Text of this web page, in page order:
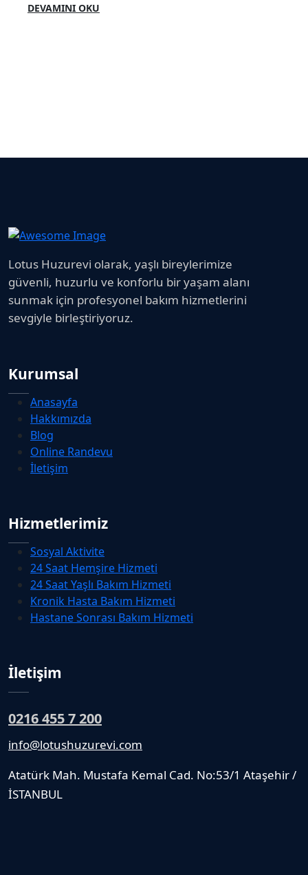
DEVAMINI OKU
Lotus Huzurevi olarak, yaşlı bireylerimize
güvenli, huzurlu ve konforlu bir yaşam alanı
sunmak için profesyonel bakım hizmetlerini
sevgiyle birleştiriyoruz.
Kurumsal
Anasayfa
Hakkımızda
Blog
Online Randevu
İletişim
Hizmetlerimiz
Sosyal Aktivite
24 Saat Hemşire Hizmeti
24 Saat Yaşlı Bakım Hizmeti
Kronik Hasta Bakım Hizmeti
Hastane Sonrası Bakım Hizmeti
İletişim
0216 455 7 200
info@lotushuzurevi.com
Atatürk Mah. Mustafa Kemal Cad. No:53/1 Ataşehir /
İSTANBUL